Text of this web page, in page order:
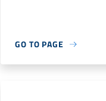
GO TO PAGE